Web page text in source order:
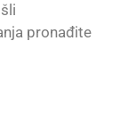
pronađite